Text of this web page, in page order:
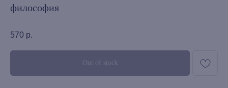
философия
570 р.
Out of stock